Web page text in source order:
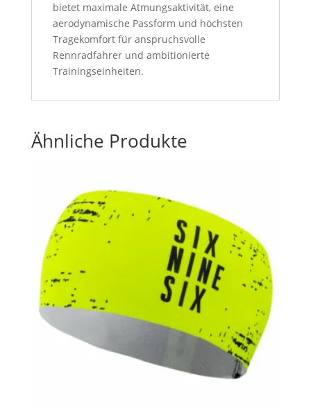
bietet maximale Atmungsaktivität, eine
aerodynamische Passform und höchsten
Tragekomfort für anspruchsvolle
Rennradfahrer und ambitionierte
Trainingseinheiten.
Ähnliche Produkte